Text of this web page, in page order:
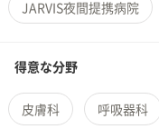
JARVIS夜間提携病院
得意な分野
皮膚科 呼吸器科